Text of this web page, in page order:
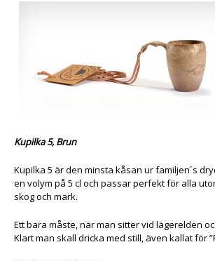
Kupilka 5, Brun
Kupilka 5 är den minsta kåsan ur familjen´s
en volym på 5 cl och passar perfekt för alla
skog och mark.
Ett bara måste, när man sitter vid lägerelden
Klart man skall dricka med still, även kallat för